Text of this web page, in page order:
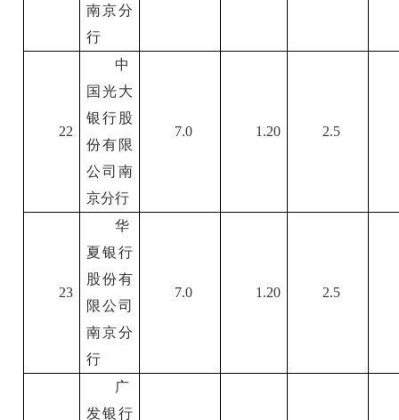
南京分
行
22
中
国光大
银行股
份有限
公司南
京分行
7.0 1.20 2.5
23
华
夏银行
股份有
限公司
南京分
行
7.0 1.20 2.5
广
发银行